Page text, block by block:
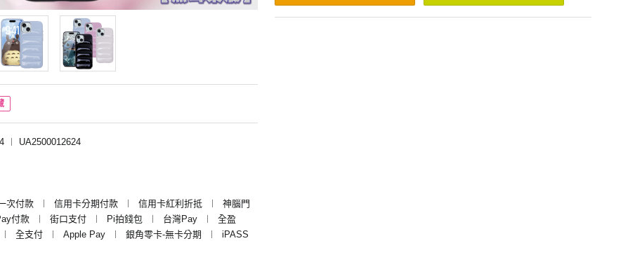
︱
UA2500012624
次付款
︱ 信用卡分期付款 ︱ 信用卡紅利折抵 ︱
神腦門
付款 ︱ 街口支付 ︱ Pi拍錢包 ︱ 台灣Pay ︱
全盈
︱ 全支付 ︱ Apple Pay ︱ 銀角零卡-無卡分期 ︱
iPASS